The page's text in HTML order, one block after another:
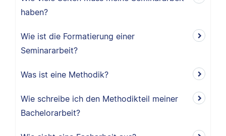
haben?
Wie ist die Formatierung einer
Seminararbeit?
Was ist eine Methodik?
Wie schreibe ich den Methodikteil meiner
Bachelorarbeit?